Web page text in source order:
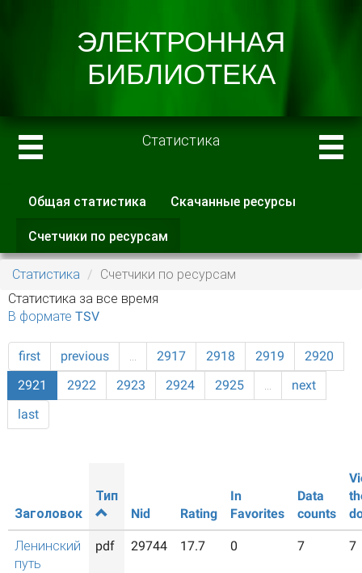
Статистика
Главные вкладки
Общая статистика Скачанные ресурсы
Счетчики по ресурсам
вкладка)
Статистика
Счетчики по ресурсам
Статистика за все время
В формате TSV
first previous … 2917 2918 2919
2920
2921
2922 2923 2924 2925 …
next
last
Заголовок
Тип
Nid
Rating
In
Favorites
Data
counts
Ленинский
путь
pdf 29744 17.7 0 7 7